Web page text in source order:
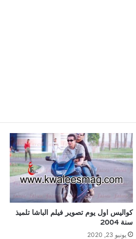
كواليس اول يوم تصوير فيلم الباشا تلميذ
سنة 2004
يونيو 23, 2020